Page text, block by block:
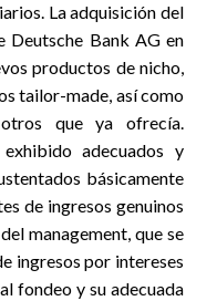
La adquisición del
Deutsche Bank AG en
productos de nicho,
tailor-made, así como
que ya ofrecía.
adecuados y
básicamente
de ingresos genuinos
management, que se
ingresos por intereses
fondeo y su adecuada